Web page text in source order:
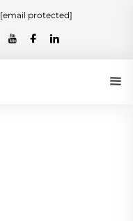
[email protected]